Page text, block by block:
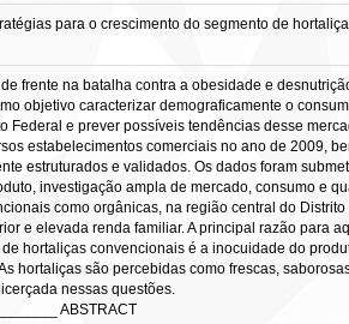
para o crescimento do segmento de
frente na batalha contra a obesidade e
objetivo caracterizar demograficamente o
e prever possíveis tendências desse
estabelecimentos comerciais no ano de 2009,
estruturados e validados. Os dados foram
investigação ampla de mercado, consumo e
como orgânicas, na região central do
e elevada renda familiar. A principal razão para
hortaliças convencionais é a inocuidade do
hortaliças são percebidas como frescas,
nessas questões.
ABSTRACT